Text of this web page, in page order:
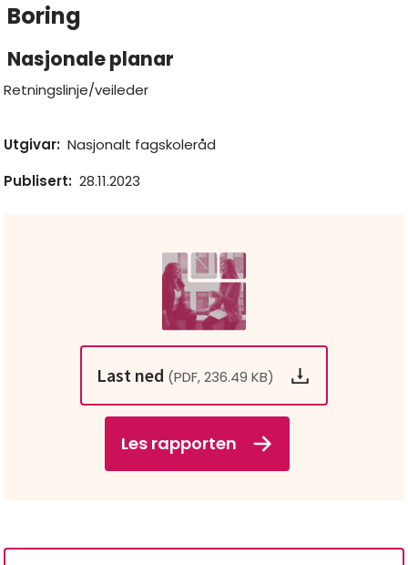
​​Boring​
Nasjonale planar
Retningslinje/veileder
Utgivar: Nasjonalt fagskoleråd
Publisert: 28.11.2023
Last ned (PDF, 236.49 KB)
Les rapporten